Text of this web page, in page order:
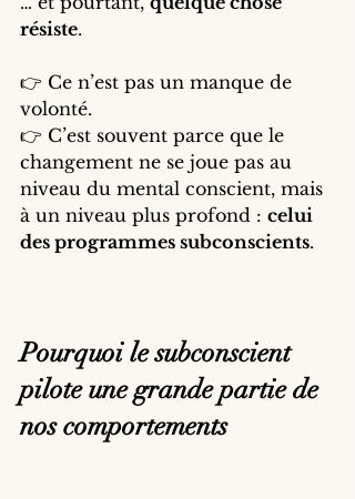
résiste.
👉 Ce n’est pas un manque de
volonté.
👉 C’est souvent parce que le
changement ne se joue pas au
niveau du mental conscient, mais
à un niveau plus profond : celui
des programmes subconscients.
Pourquoi le subconscient
pilote une grande partie de
nos comportements